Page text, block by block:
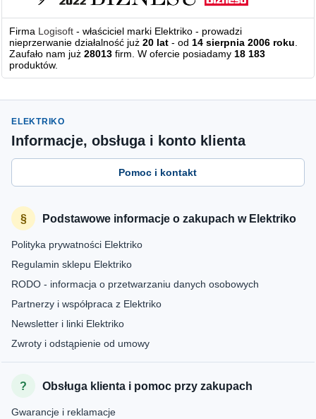
Firma Logisoft - właściciel marki Elektriko - prowadzi
nieprzerwanie działalność już20 lat - od14 sierpnia 2006 roku.
Zaufało nam już28013 firm. W ofercie posiadamy18 183
produktów.
ELEKTRIKO
Informacje, obsługa i konto klienta
Pomoc i kontakt
Podstawowe informacje o zakupach w Elektriko
Polityka prywatności Elektriko
Regulamin sklepu Elektriko
RODO - informacja o przetwarzaniu danych osobowych
Partnerzy i współpraca z Elektriko
Newsletter i linki Elektriko
Zwroty i odstąpienie od umowy
Obsługa klienta i pomoc przy zakupach
Gwarancje i reklamacje